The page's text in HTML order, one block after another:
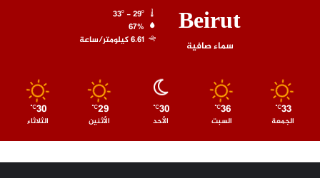
Beirut
سماء صافية
67%
6.61 كيلومتر/ساعة
33
℃
الجمعة
36
℃
السبت
30
℃
الأحد
29
℃
الأثنين
30
℃
الثلاثاء